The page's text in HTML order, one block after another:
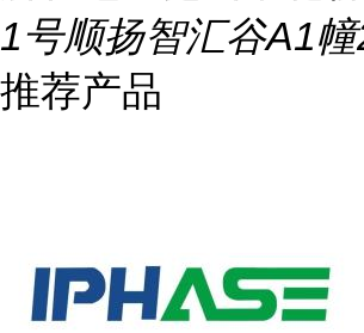
1号顺扬智汇谷A1
推荐产品